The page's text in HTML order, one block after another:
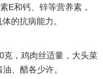
E和钙、锌等营养素，
的抗病能力。
克，鸡肉丝适量，大头菜
、醋各少许。